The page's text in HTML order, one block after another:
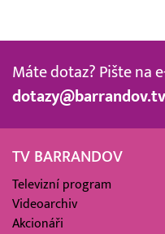
Máte dotaz? Pište na
dotazy@barrandov.tv
TV BARRANDOV
Televizní program
Videoarchiv
Akcionáři